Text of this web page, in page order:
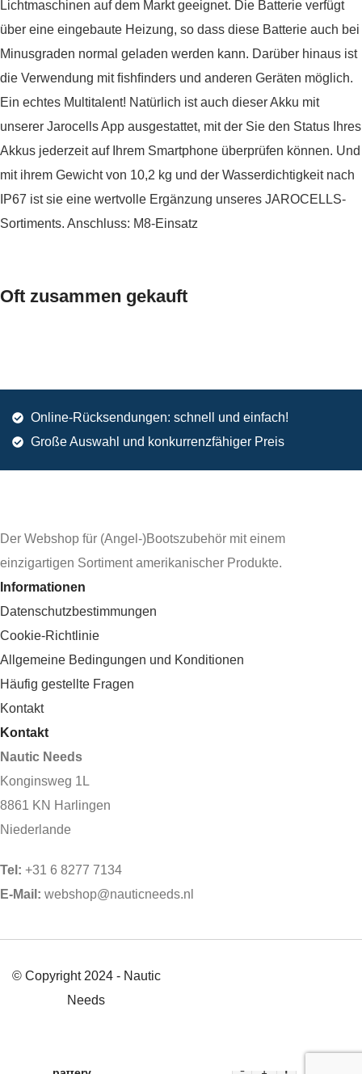
Lichtmaschinen auf dem Markt geeignet. Die Batterie verfügt
über eine eingebaute Heizung, so dass diese Batterie auch bei
Minusgraden normal geladen werden kann. Darüber hinaus ist
die Verwendung mit ﬁshﬁnders und anderen Geräten möglich.
Ein echtes Multitalent! Natürlich ist auch dieser Akku mit
unserer Jarocells App ausgestattet, mit der Sie den Status Ihres
Akkus jederzeit auf Ihrem Smartphone überprüfen können. Und
mit ihrem Gewicht von 10,2 kg und der Wasserdichtigkeit nach
IP67 ist sie eine wertvolle Ergänzung unseres JAROCELLS-
Sortiments. Anschluss: M8-Einsatz
Oft zusammen gekauft
Online-Rücksendungen: schnell und einfach!
Große Auswahl und konkurrenzfähiger Preis
Der Webshop für (Angel-)Bootszubehör mit einem
einzigartigen Sortiment amerikanischer Produkte.
Informationen
Datenschutzbestimmungen
Cookie-Richtlinie
Allgemeine Bedingungen und Konditionen
Häufig gestellte Fragen
Kontakt
Kontakt
Nautic Needs
Konginsweg 1L
8861 KN Harlingen
Niederlande
Tel: +31 6 8277 7134
E-Mail: webshop@nauticneeds.nl
© Copyright 2024 - Nautic
Needs